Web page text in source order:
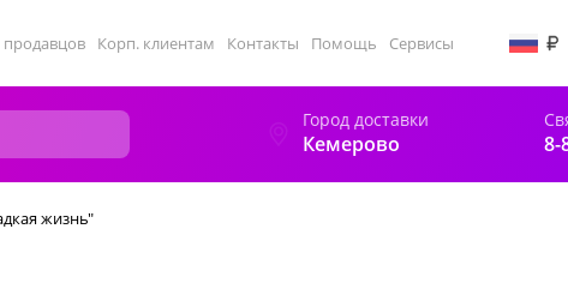
продавцов Корп. клиентам Контакты Помощь Сервисы
Город доставки
Кемерово 8-
жизнь"